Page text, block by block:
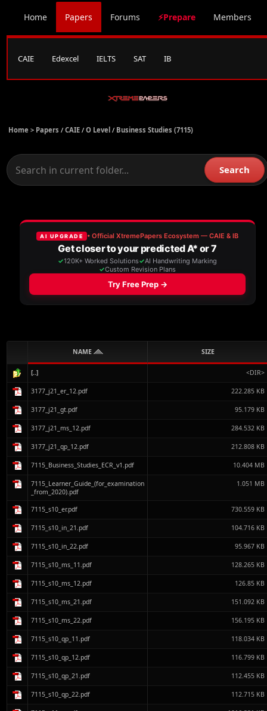
Home Papers Forums ⚡Prepare Members
CAIE Edexcel IELTS SAT IB
Home > Papers / CAIE / O Level / Business Studies (7115)
Search
NAME SIZE
[..] <DIR>
3177_j21_er_12.pdf 222.285 KB
3177_j21_gt.pdf 95.179 KB
3177_j21_ms_12.pdf 284.532 KB
3177_j21_qp_12.pdf 212.808 KB
7115_Business_Studies_ECR_v1.pdf 10.404 MB
7115_Learner_Guide_(for_examination
_from_2020).pdf
1.051 MB
7115_s10_er.pdf 730.559 KB
7115_s10_in_21.pdf 104.716 KB
7115_s10_in_22.pdf 95.967 KB
7115_s10_ms_11.pdf 128.265 KB
7115_s10_ms_12.pdf 126.85 KB
7115_s10_ms_21.pdf 151.092 KB
7115_s10_ms_22.pdf 156.195 KB
7115_s10_qp_11.pdf 118.034 KB
7115_s10_qp_12.pdf 116.799 KB
7115_s10_qp_21.pdf 112.455 KB
7115_s10_qp_22.pdf 112.715 KB